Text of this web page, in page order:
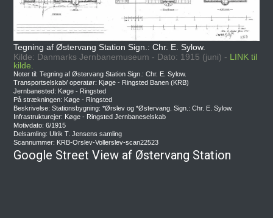
Tegning af Østervang Station Sign.: Chr. E. Sylow.
Kilde: Danmarks Jernbanemuseum - Dato: 1915 (juni) - LINK til
kilde.
Noter til: Tegning af Østervang Station Sign.: Chr. E. Sylow.
Transportselskab/ operatør: Kjøge - Ringsted Banen (KRB)
Jernbanested: Køge - Ringsted
På strækningen: Køge - Ringsted
Beskrivelse: Stationsbygning: *Ørslev og *Østervang. Sign.: Chr. E. Sylow.
Infrastrukturejer: Køge - Ringsted Jernbaneselskab
Motivdato: 6/1915
Delsamling: Ulrik T. Jensens samling
Scannummer: KRB-Orslev-Vollerslev-scan22523
Google Street View af Østervang Station